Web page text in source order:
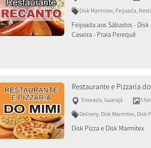
Disk Marmitex, Feijoada,
Feijoada aos Sábados -
Caseira - Praia Perequê
Restaurante e Pizzaria
Enseada,Guarujá
5
Delivery, Disk Marmitex, Disk
Disk Pizza e Disk Marmitex